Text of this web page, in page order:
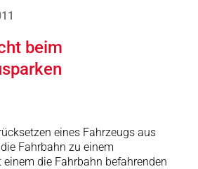
beim
eines Fahrzeugs aus
Fahrbahn zu einem
die Fahrbahn befahrenden